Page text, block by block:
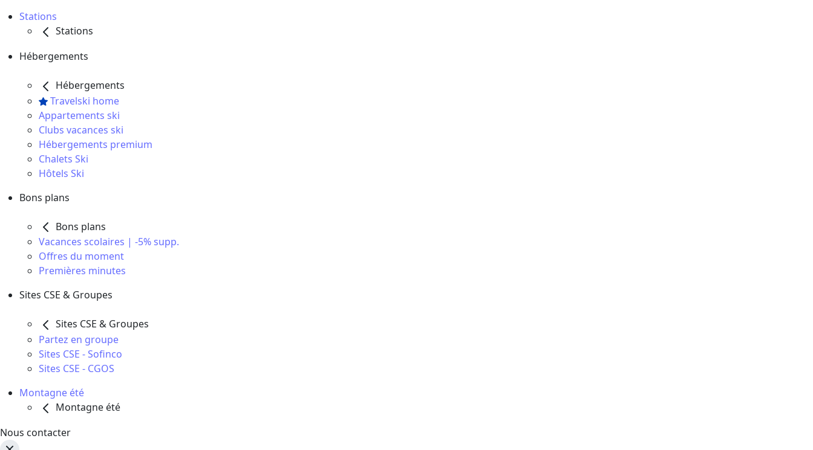
Stations
Stations
Hébergements
Hébergements
Travelski home
Appartements ski
Clubs vacances ski
Hébergements premium
Chalets Ski
Hôtels Ski
Bons plans
Bons plans
Vacances scolaires | -5% supp.
Offres du moment
Premières minutes
Sites CSE & Groupes
Sites CSE & Groupes
Partez en groupe
Sites CSE - Sofinco
Sites CSE - CGOS
Montagne été
Montagne été
Nous contacter